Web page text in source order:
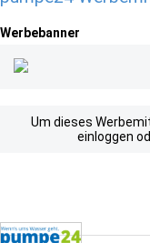
Werbebanner
Um dieses
einloggen